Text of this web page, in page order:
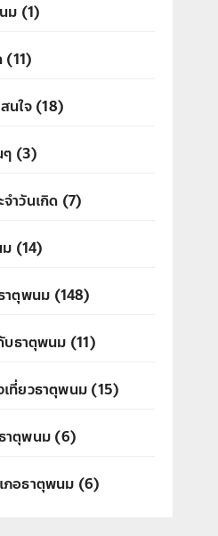
ม (1)
(11)
นใจ(18)
(3)
ำวันเกิด (7)
(14)
าตุพนม (148)
บธาตุพนม (11)
ที่ยวธาตุพนม (15)
าตุพนม(6)
ภอธาตุพนม (6)